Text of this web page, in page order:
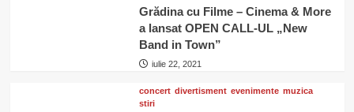
Grădina cu Filme – Cinema & More
a lansat OPEN CALL-UL „New
Band in Town”
iulie 22, 2021
concert divertisment evenimente muzica
stiri